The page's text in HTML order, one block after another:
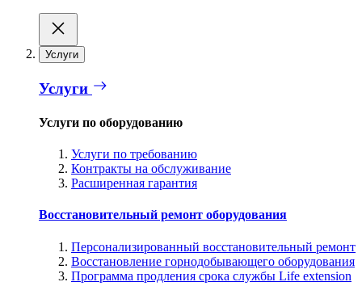
Услуги
Услуги
Услуги по оборудованию
Услуги по требованию
Контракты на обслуживание
Расширенная гарантия
Восстановительный ремонт оборудования
Персонализированный восстановительный ремонт
Восстановление горнодобывающего оборудования
Программа продления срока службы Life extension